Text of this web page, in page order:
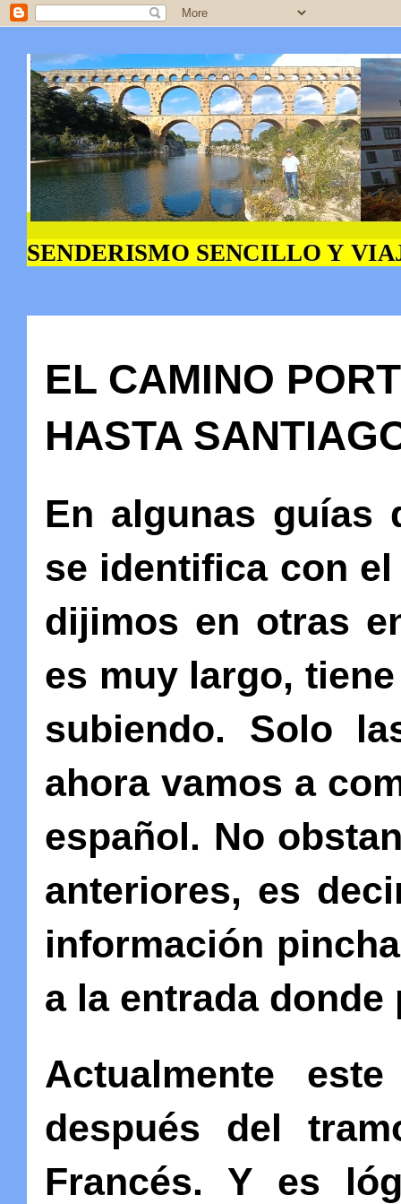
EL CAMINO
HASTA
En algunas guías
se identifica con
dijimos en otras
es muy largo,
subiendo. Solo
ahora vamos a
español. No
anteriores, es
información
a la entrada
Actualmente
después del
Francés. Y es